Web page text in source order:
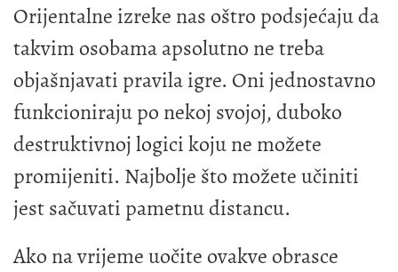
Orijentalne izreke nas oštro podsjećaju da
takvim osobama apsolutno ne treba
objašnjavati pravila igre. Oni jednostavno
funkcioniraju po nekoj svojoj, duboko
destruktivnoj logici koju ne možete
promijeniti. Najbolje što možete učiniti
jest sačuvati pametnu distancu.
Ako na vrijeme uočite ovakve obrasce